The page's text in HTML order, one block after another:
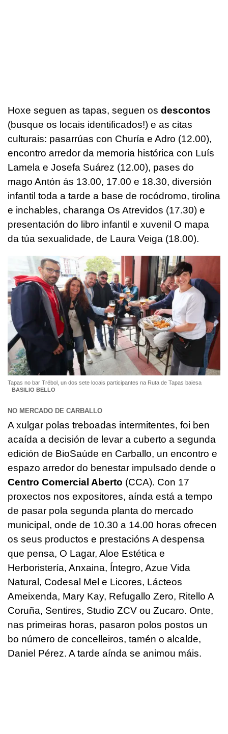
Hoxe seguen as tapas, seguen os descontos
(busque os locais identificados!) e as citas
culturais: pasarrúas con Churía e Adro (12.00),
encontro arredor da memoria histórica con Luís
Lamela e Josefa Suárez (12.00), pases do
mago Antón ás 13.00, 17.00 e 18.30, diversión
infantil toda a tarde a base de rocódromo, tirolina
e inchables, charanga Os Atrevidos (17.30) e
presentación do libro infantil e xuvenil O mapa
da túa sexualidade, de Laura Veiga (18.00).
Tapas no bar Trébol, un dos sete locais participantes na Ruta de Tapas baiesa
BASILIO BELLO
NO MERCADO DE CARBALLO
A xulgar polas treboadas intermitentes, foi ben
acaída a decisión de levar a cuberto a segunda
edición de BioSaúde en Carballo, un encontro e
espazo arredor do benestar impulsado dende o
Centro Comercial Aberto (CCA). Con 17
proxectos nos expositores, aínda está a tempo
de pasar pola segunda planta do mercado
municipal, onde de 10.30 a 14.00 horas ofrecen
os seus productos e prestacións A despensa
que pensa, O Lagar, Aloe Estética e
Herboristería, Anxaina, Íntegro, Azue Vida
Natural, Codesal Mel e Licores, Lácteos
Ameixenda, Mary Kay, Refugallo Zero, Ritello A
Coruña, Sentires, Studio ZCV ou Zucaro. Onte,
nas primeiras horas, pasaron polos postos un
bo número de concelleiros, tamén o alcalde,
Daniel Pérez. A tarde aínda se animou máis.